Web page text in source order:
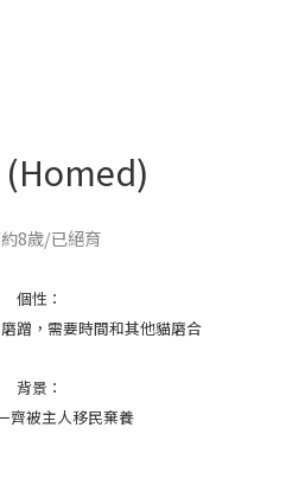
(Homed)
8歲/已絕育
個性：
蹭，需要時間和其他貓磨合
背景：
齊被主人移民棄養